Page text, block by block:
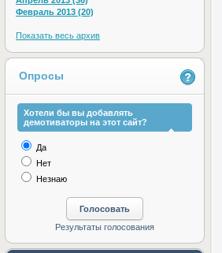
Февраль 2013 (20)
Показать весь архив
Опросы
Хотели бы вы добавлять
демотиваторы на этот сайт?
Да
Нет
Незнаю